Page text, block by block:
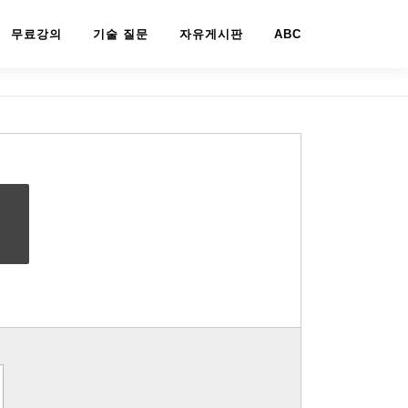
무료강의 기술 질문 자유게시판 ABC